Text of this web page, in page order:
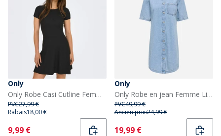
Only
Only Robe Casi Cutline Femme Noir
PVC27,99 €
Rabais18,00 €
Current
9,99 €
Only
Only Robe en jean Femme Light Blue Denim
PVC49,99 €
Ancien prix:24,99 €
Current
19,99 €